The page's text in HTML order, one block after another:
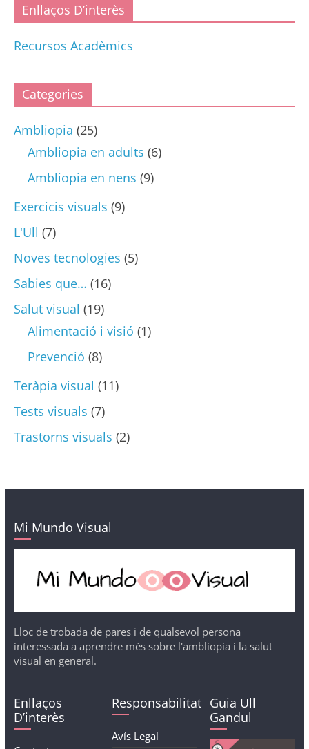
Enllaços D’interès
Recursos Acadèmics
Categories
Ambliopia (25)
Ambliopia en adults (6)
Ambliopia en nens (9)
Exercicis visuals (9)
L'Ull (7)
Noves tecnologies (5)
Sabies que… (16)
Salut visual (19)
Alimentació i visió (1)
Prevenció (8)
Teràpia visual (11)
Tests visuals (7)
Trastorns visuals (2)
Mi Mundo Visual
Lloc de trobada de pares i de qualsevol persona
interessada a aprendre més sobre l'ambliopia i la salut
visual en general.
Enllaços
D’interès
Responsabilitat
Avís Legal
Guia Ull
Gandul